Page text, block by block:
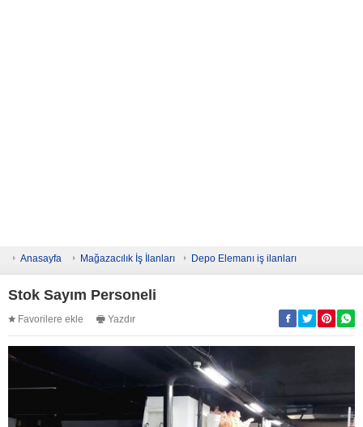
Anasayfa Mağazacılık İş İlanları Depo Elemanı iş ilanları
Stok Sayım Personeli
Favorilere ekle Yazdır